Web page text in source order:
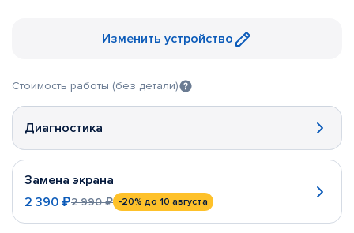
Изменить устройство
Стоимость работы (без детали)
Диагностика
Замена экрана
2 390 ₽2 990 ₽ -20% до 10 августа